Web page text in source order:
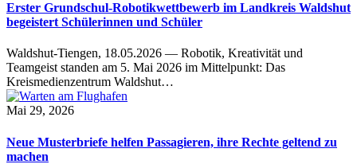
Erster Grundschul-Robotikwettbewerb im Landkreis Waldshut
begeistert Schülerinnen und Schüler
Waldshut-Tiengen, 18.05.2026 — Robotik, Kreativität und
Teamgeist standen am 5. Mai 2026 im Mittelpunkt: Das
Kreismedienzentrum Waldshut…
Mai 29, 2026
Neue Musterbriefe helfen Passagieren, ihre Rechte geltend zu
machen